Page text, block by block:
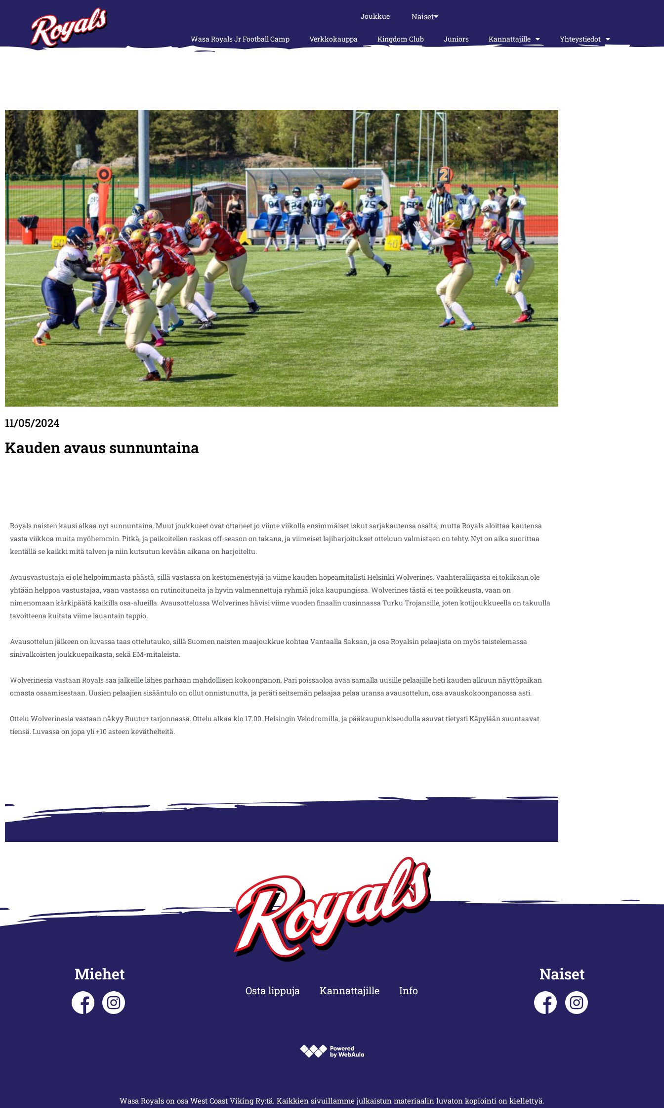
Joukkue Naiset
Wasa Royals Jr Football Camp Verkkokauppa Kingdom Club Juniors Kannattajille Yhteystiedot
11/05/2024
Kauden avaus sunnuntaina
Royals naisten kausi alkaa nyt sunnuntaina. Muut joukkueet ovat ottaneet jo viime viikolla ensimmäiset iskut sarjakautensa osalta, mutta Royals aloittaa kautensa
vasta viikkoa muita myöhemmin. Pitkä, ja paikoitellen raskas off-season on takana, ja viimeiset lajiharjoitukset otteluun valmistaen on tehty. Nyt on aika suorittaa
kentällä se kaikki mitä talven ja niin kutsutun kevään aikana on harjoiteltu.
Avausvastustaja ei ole helpoimmasta päästä, sillä vastassa on kestomenestyjä ja viime kauden hopeamitalisti Helsinki Wolverines. Vaahteraliigassa ei tokikaan ole
yhtään helppoa vastustajaa, vaan vastassa on rutinoituneita ja hyvin valmennettuja ryhmiä joka kaupungissa. Wolverines tästä ei tee poikkeusta, vaan on
nimenomaan kärkipäätä kaikilla osa-alueilla. Avausottelussa Wolverines hävisi viime vuoden finaalin uusinnassa Turku Trojansille, joten kotijoukkueella on takuulla
tavoitteena kuitata viime lauantain tappio.
Avausottelun jälkeen on luvassa taas ottelutauko, sillä Suomen naisten maajoukkue kohtaa Vantaalla Saksan, ja osa Royalsin pelaajista on myös taistelemassa
sinivalkoisten joukkuepaikasta, sekä EM-mitaleista.
Wolverinesia vastaan Royals saa jalkeille lähes parhaan mahdollisen kokoonpanon. Pari poissaoloa avaa samalla uusille pelaajille heti kauden alkuun näyttöpaikan
omasta osaamisestaan. Uusien pelaajien sisääntulo on ollut onnistunutta, ja peräti seitsemän pelaajaa pelaa uransa avausottelun, osa avauskokoonpanossa asti.
Ottelu Wolverinesia vastaan näkyy Ruutu+ tarjonnassa. Ottelu alkaa klo 17.00. Helsingin Velodromilla, ja pääkaupunkiseudulla asuvat tietysti Käpylään suuntaavat
tiensä. Luvassa on jopa yli +10 asteen keväthelteitä.
Miehet
Osta lippuja Kannattajille Info
Naiset
Wasa Royals on osa West Coast Viking Ry:tä. Kaikkien sivuillamme julkaistun materiaalin luvaton kopiointi on kiellettyä.